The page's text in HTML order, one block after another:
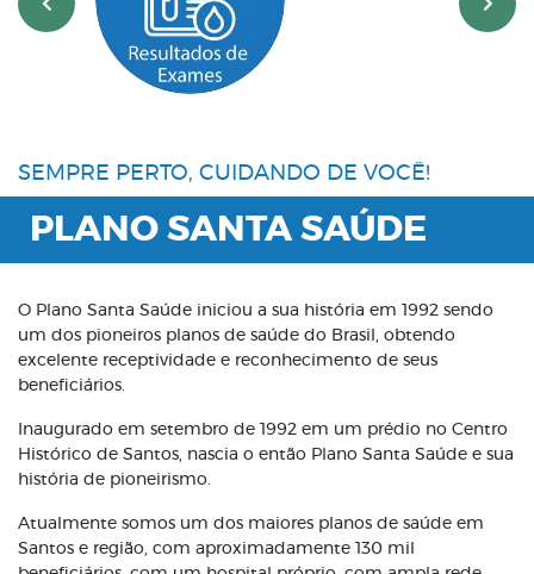
‹ ›
SEMPRE PERTO, CUIDANDO DE VOCÊ!
PLANO SANTA SAÚDE
O Plano Santa Saúde iniciou a sua história em 1992 sendo
um dos pioneiros planos de saúde do Brasil, obtendo
excelente receptividade e reconhecimento de seus
beneficiários.
Inaugurado em setembro de 1992 em um prédio no Centro
Histórico de Santos, nascia o então Plano Santa Saúde e sua
história de pioneirismo.
Atualmente somos um dos maiores planos de saúde em
Santos e região, com aproximadamente 130 mil